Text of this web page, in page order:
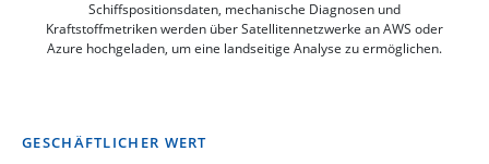
Schiffspositionsdaten, mechanische Diagnosen und
Kraftstoffmetriken werden über Satellitennetzwerke an AWS oder
Azure hochgeladen, um eine landseitige Analyse zu ermöglichen.
GESCHÄFTLICHER WERT